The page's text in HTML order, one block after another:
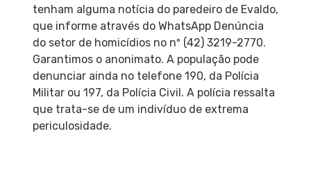
tenham alguma notícia do paredeiro de Evaldo,
que informe através do WhatsApp Denúncia
do setor de homicídios no nº (42) 3219-2770.
Garantimos o anonimato. A população pode
denunciar ainda no telefone 190, da Polícia
Militar ou 197, da Polícia Civil. A polícia ressalta
que trata-se de um indivíduo de extrema
periculosidade.